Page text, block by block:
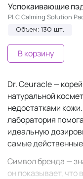
Успокаивающие
PLC Calming Solution
Объем: 130 шт.
В корзину
Dr. Ceuracle —
натуральной
недостатками
лаборатория
идеальную
самые
Символ бренда —
он показывает,